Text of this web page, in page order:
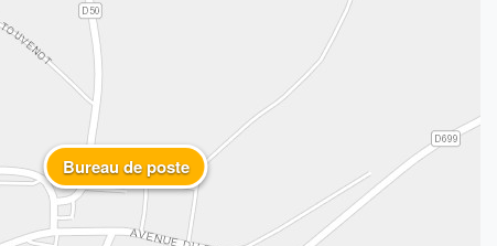
Bureau de poste